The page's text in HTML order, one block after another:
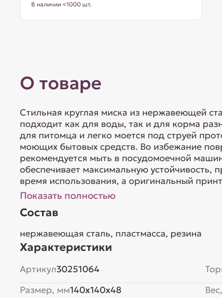
В наличии <1000 шт.
О товаре
Стильная круглая миска из нержавеющей
подходит как для воды, так и для корма
для питомца и легко моется под струей
моющих бытовых средств. Во избежание
рекомендуется мыть в посудомоечной
обеспечивает максимальную устойчивость,
время использования, а оригинальный
Показать полностью
Состав
нержавеющая сталь, пластмасса, резина
Характеристики
Артикул30251064
Размер, мм140x140x48